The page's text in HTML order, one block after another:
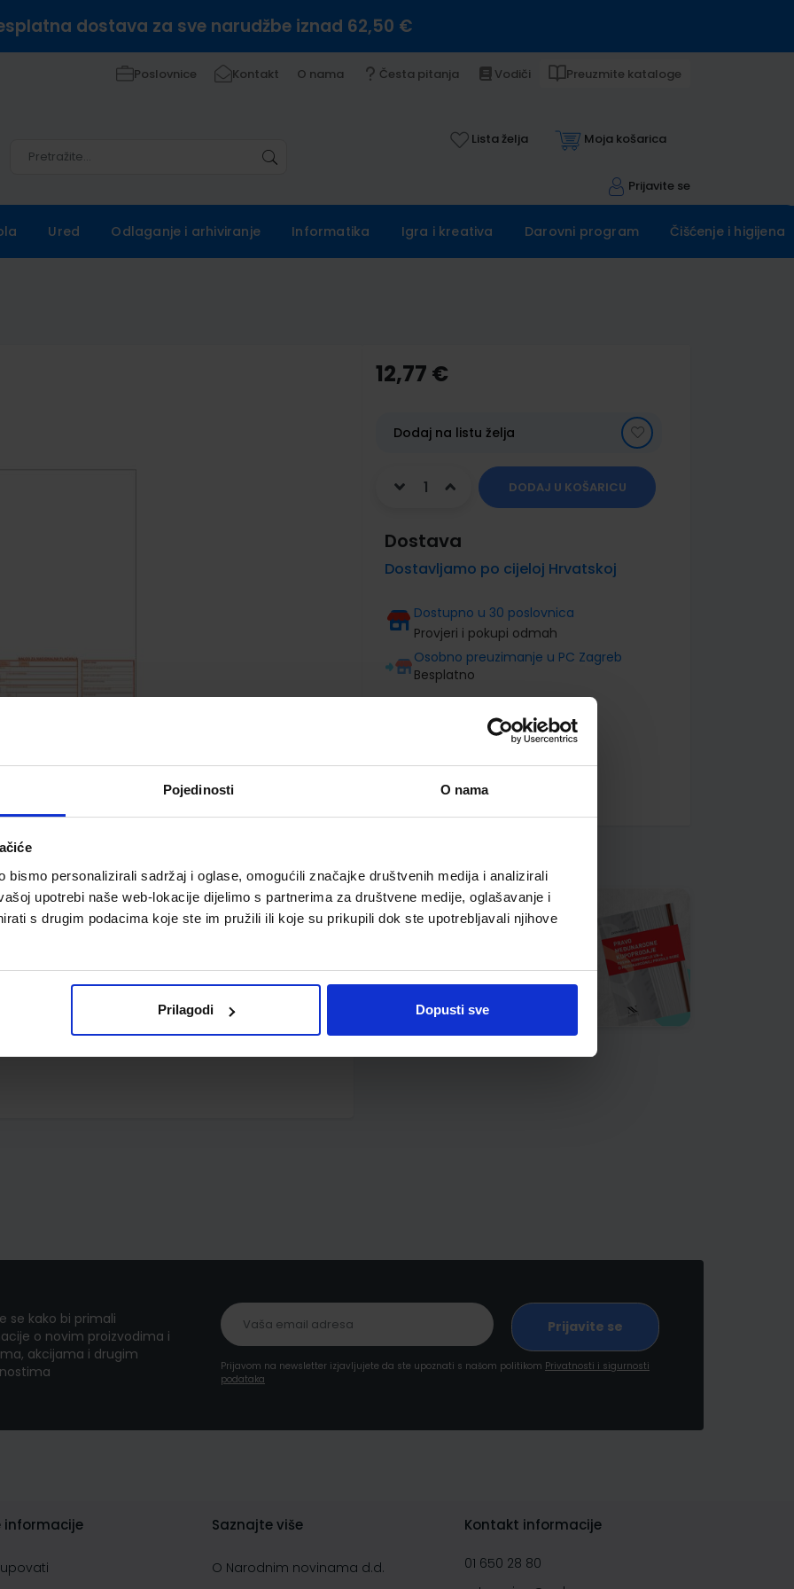
Pojedinosti O nama
bismo personalizirali sadržaj i oglase, omogućili značajke društvenih medija i analizirali
upotrebi naše web-lokacije dijelimo s partnerima za društvene medije, oglašavanje i
s drugim podacima koje ste im pružili ili koje su prikupili dok ste upotrebljavali njihove
Prilagodi Dopusti sve
dostava za sve narudžbe iznad 62,50 €
Poslovnice Kontakt O nama Česta pitanja Vodiči Preuzmite kataloge
Lista želja Moja košarica
Prijavite se
Ured Odlaganje i arhiviranje Informatika Igra i kreativa Darovni program Čišćenje i higijena
12,77 €
Dodaj na listu želja
DODAJ U KOŠARICU
Dostava
Dostavljamo po cijeloj Hrvatskoj
Dostupno u 30 poslovnica
Provjeri i pokupi odmah
Osobno preuzimanje u PC Zagreb
Besplatno
s talonom 210 x 297 mm (198 mm) 1+0 OCR
se kako bi primali
o novim proizvodima i
akcijama i drugim
Prijavom na newsletter izjavljujete da ste upoznati s našom politikom Privatnosti i sigurnosti
podataka
informacije Saznajte više
O Narodnim novinama d.d.
Kontakt informacije
01 650 28 80